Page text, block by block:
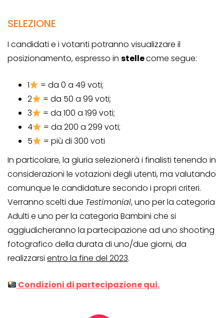
SELEZIONE
I candidati e i votanti potranno visualizzare il
posizionamento, espresso in stellecome segue:
1
= da 0 a 49 voti;
2
= da 50 a 99 voti;
3
= da 100 a 199 voti;
4
= da 200 a 299 voti;
5
= più di 300 voti
In particolare, la giuria selezionerà i finalisti tenendo in
considerazioni le votazioni degli utenti, ma valutando
comunque le candidature secondo i propri criteri.
Verranno scelti due Testimonial, uno per la categoria
Adulti e uno per la categoria Bambini che si
aggiudicheranno la partecipazione ad uno shooting
fotografico della durata di uno/due giorni, da
realizzarsi entro la fine del 2023.
Condizioni di partecipazione qui.